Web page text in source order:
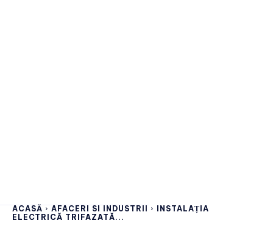
ACASĂ AFACERI SI INDUSTRII
INSTALAȚIA
ELECTRICĂ TRIFAZATĂ...